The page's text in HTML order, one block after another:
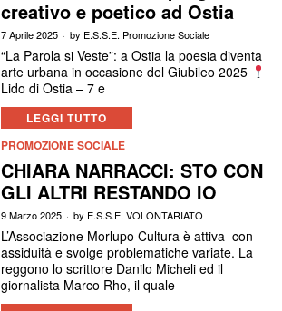
creativo e poetico ad Ostia
7 Aprile 2025 by E.S.S.E. Promozione Sociale
“La Parola si Veste”: a Ostia la poesia diventa
arte urbana in occasione del Giubileo 2025
Lido di Ostia – 7 e
LEGGI TUTTO
PROMOZIONE SOCIALE
CHIARA NARRACCI: STO CON
GLI ALTRI RESTANDO IO
9 Marzo 2025 by E.S.S.E. VOLONTARIATO
L’Associazione Morlupo Cultura è attiva con
assiduità e svolge problematiche variate. La
reggono lo scrittore Danilo Micheli ed il
giornalista Marco Rho, il quale